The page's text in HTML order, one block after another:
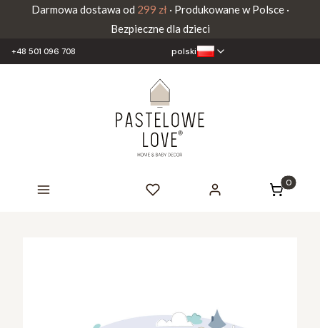
Darmowa dostawa od 299 zł· Produkowane w Polsce ·
Bezpieczne dla dzieci
+48 501 096 708 polski
Produkty